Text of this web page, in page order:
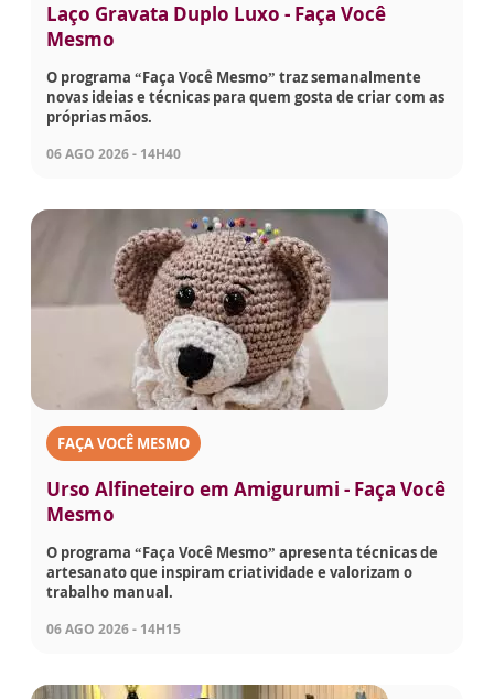
Laço Gravata Duplo Luxo - Faça Você
Mesmo
O programa “Faça Você Mesmo” traz semanalmente
novas ideias e técnicas para quem gosta de criar com as
próprias mãos.
06 AGO 2026 - 14H40
FAÇA VOCÊ MESMO
Urso Alfineteiro em Amigurumi - Faça Você
Mesmo
O programa “Faça Você Mesmo” apresenta técnicas de
artesanato que inspiram criatividade e valorizam o
trabalho manual.
06 AGO 2026 - 14H15